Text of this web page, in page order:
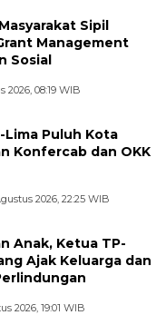
Sipil
Management
Sosial
2026, 08:19 WIB
Lima Puluh Kota
Konfercab dan OKK
2026, 22:25 WIB
Anak, Ketua TP-
Ajak Keluarga dan
2026, 19:01 WIB